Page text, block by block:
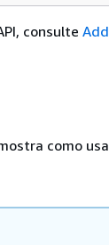
consulte
como